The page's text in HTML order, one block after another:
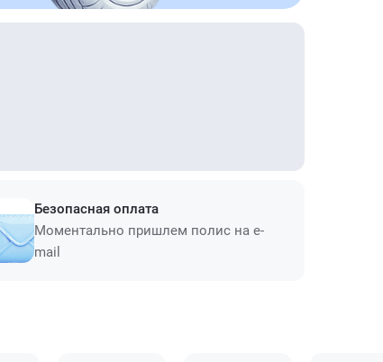
Безопасная оплата
Моментально пришлем полис на e-
mail